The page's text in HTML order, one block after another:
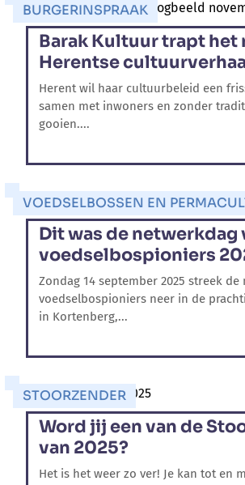
BURGERINSPRAAK
Barak Kultuur trapt het
Herentse
Herent wil haar cultuurbeleid een
samen met inwoners en zonder
gooien....
VOEDSELBOSSEN EN
Dit was de netwerkdag
voedselbospioniers
Zondag 14 september 2025 streek
voedselbospioniers neer in de
in Kortenberg,...
STOORZENDER
Word jij een van de
van 2025?
Het is het weer zo ver! Je kan tot en